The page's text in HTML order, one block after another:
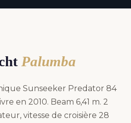
Palumba
Sunseeker Predator 84
en 2010. Beam 6,41 m. 2
vitesse de croisière 28